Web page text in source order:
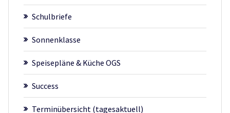
Schulbriefe
Sonnenklasse
Speisepläne & Küche OGS
Success
Terminübersicht (tagesaktuell)